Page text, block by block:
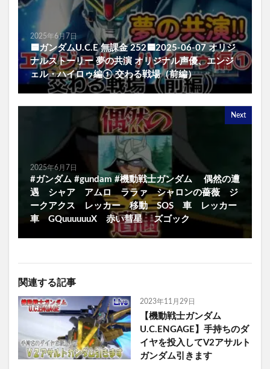
2025年6月7日
🟦ガンダムU.C.E 無課金 252🟦2025-06-07 オリジ
ナルストーリー 夢の共演 オリジナル声優、エンジ
ェル・ハイロゥ編① 交わる戦場（前編）
Next
2025年6月7日
#ガンダム #gundam #機動戦士ガンダム 偶然の遭
遇 シャア アムロ ララァ シャロンの薔薇 ジ
ークアクス レッカー 移動 SOS 車 レッカー
車 GQuuuuuuX 赤い彗星 ズゴック
関連する記事
2023年11月29日
【機動戦士ガンダム
U.C.ENGAGE】手持ちのダ
イヤを投入してV2アサルト
ガンダム引きます